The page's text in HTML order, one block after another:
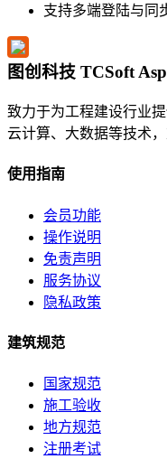
支持多端登陆与同
图创科技 TCSoft
致力于为工程建设行业
云计算、大数据等技术
使用指南
会员功能
操作说明
免责声明
服务协议
隐私政策
建筑规范
国家规范
施工验收
地方规范
注册考试